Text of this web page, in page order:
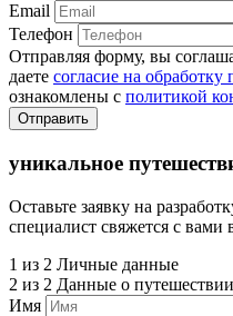
Email
Телефон
Отправляя форму, вы
даете согласие на
ознакомлены с политикой
Отправить
уникальное
Оставьте заявку на
специалист свяжется с
1 из 2 Личные данные
2 из 2 Данные о путешествии
Имя